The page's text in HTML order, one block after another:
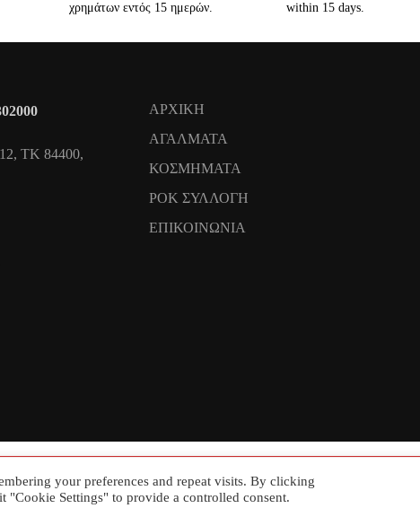
χρημάτων εντός 15 ημερών. within 15 days.
ΤΚ 84400,
ΑΡΧΙΚΗ
ΑΓΑΛΜΑΤΑ
ΚΟΣΜΗΜΑΤΑ
ΡΟΚ ΣΥΛΛΟΓΗ
ΕΠΙΚΟΙΝΩΝΙΑ
your preferences and repeat visits. By clicking
Settings" to provide a controlled consent.